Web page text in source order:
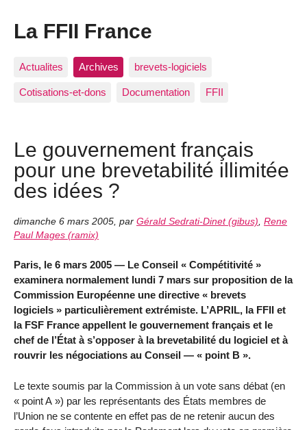
La FFII France
Actualites Archives brevets-logiciels
Cotisations-et-dons Documentation FFII
Le gouvernement français
pour une brevetabilité illimitée
des idées ?
dimanche 6 mars 2005 par Gérald Sedrati-Dinet (gibus) Rene
Paul Mages (ramix)
Paris, le 6 mars 2005 — Le Conseil « Compétitivité »
examinera normalement lundi 7 mars sur proposition de la
Commission Européenne une directive « brevets
logiciels » particulièrement extrémiste. L’APRIL, la FFII et
la FSF France appellent le gouvernement français et le
chef de l’État à s’opposer à la brevetabilité du logiciel et à
rouvrir les négociations au Conseil — « point B ».
Le texte soumis par la Commission à un vote sans débat (en
« point A ») par les représentants des États membres de
l’Union ne se contente en effet pas de ne retenir aucun des